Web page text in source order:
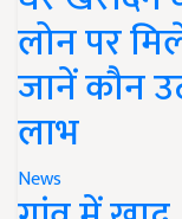
लोन पर
जानें कौन
लाभ
News